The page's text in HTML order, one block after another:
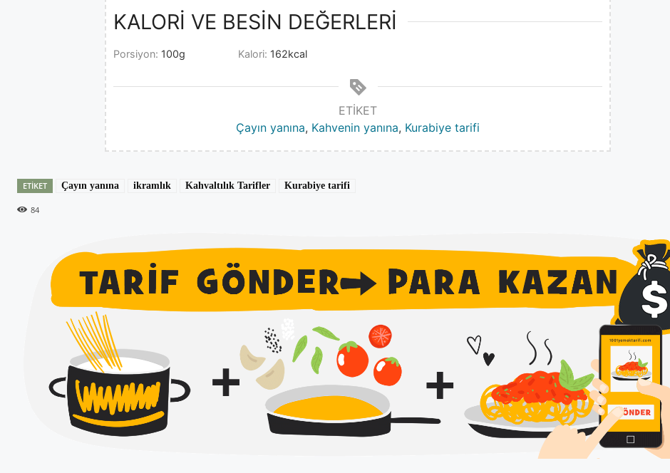
KALORİ VE BESİN DEĞERLERİ
Porsiyon: 100g Kalori: 162kcal
ETIKET
Çayın yanına, Kahvenin yanına, Kurabiye tarifi
ETIKET Çayın yanına ikramlık Kahvaltılık Tarifler Kurabiye tarifi
84